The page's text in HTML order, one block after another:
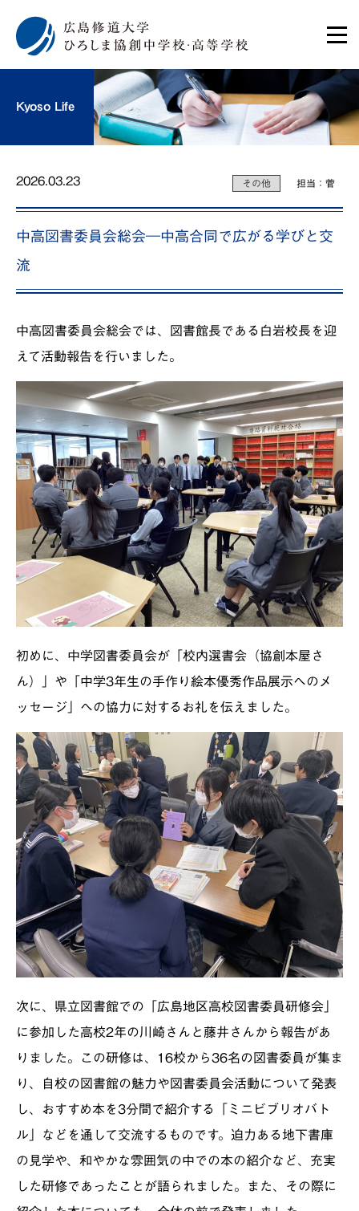
Kyoso Life
2026.03.23 その他 担当：菅
中高図書委員会総会―中高合同で広がる学びと交
流
中高図書委員会総会では、図書館長である白岩校長を迎
えて活動報告を行いました。
初めに、中学図書委員会が「校内選書会（協創本屋さ
ん）」や「中学3年生の手作り絵本優秀作品展示へのメ
ッセージ」への協力に対するお礼を伝えました。
次に、県立図書館での「広島地区高校図書委員研修会」
に参加した高校2年の川崎さんと藤井さんから報告があ
りました。この研修は、16校から36名の図書委員が集ま
り、自校の図書館の魅力や図書委員会活動について発表
し、おすすめ本を3分間で紹介する「ミニビブリオバト
ル」などを通して交流するものです。迫力ある地下書庫
の見学や、和やかな雰囲気の中での本の紹介など、充実
した研修であったことが語られました。また、その際に